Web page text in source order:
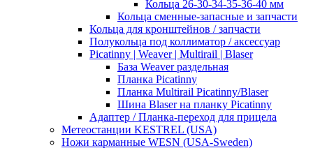
Кольца 26-30-34-35-36-40 мм
Кольца сменные-запасные и запчасти
Кольца для кронштейнов / запчасти
Полукольца под коллиматор / аксессуар
Picatinny | Weaver | Multirail | Blaser
База Weaver раздельная
Планка Picatinny
Планка Multirail Picatinny/Blaser
Шина Blaser на планку Picatinny
Адаптер / Планка-переход для прицела
Метеостанции KESTREL (USA)
Ножи карманные WESN (USA-Sweden)